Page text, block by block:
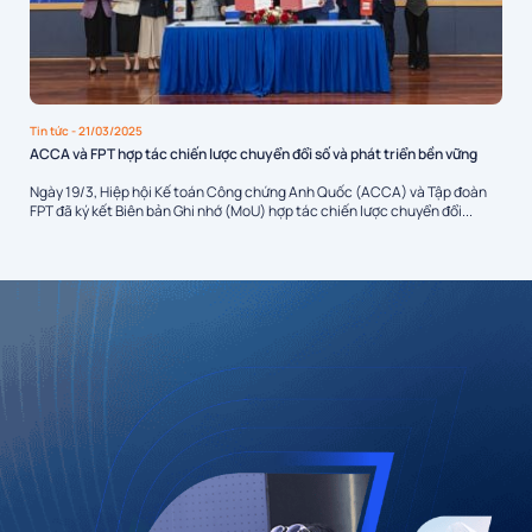
Tin tức- 21/03/2025
ACCA và FPT hợp tác chiến lược chuyển đổi số và phát triển bền vững
Ngày 19/3, Hiệp hội Kế toán Công chứng Anh Quốc (ACCA) và Tập đoàn
FPT đã ký kết Biên bản Ghi nhớ (MoU) hợp tác chiến lược chuyển đổi...